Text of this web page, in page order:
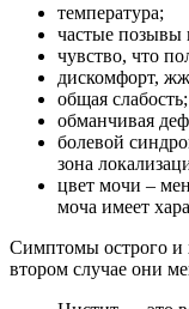
температура;
частые позывы
чувство, что
дискомфорт,
общая слабость;
обманчивая
болевой
зона
цвет мочи –
моча имеет
Симптомы острого и
втором случае они